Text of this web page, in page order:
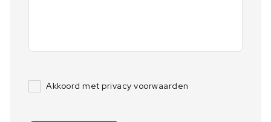
Akkoord met privacy voorwaarden